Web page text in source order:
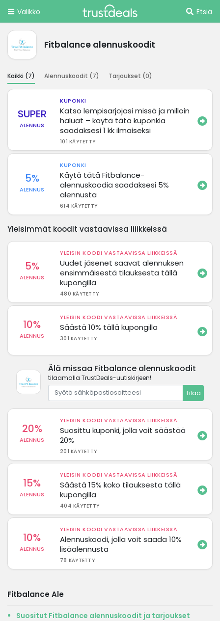
Valikko Etsiä
Fitbalance alennuskoodit
Kaikki (7) Alennuskoodit (7) Tarjoukset (0)
SUPER
ALENNUS
KUPONKI
Katso lempisarjojasi missä ja milloin
haluat – käytä tätä kuponkia
saadaksesi 1 kk ilmaiseksi
101 KÄYTETTY
5%
ALENNUS
KUPONKI
Käytä tätä Fitbalance-
alennuskoodia saadaksesi 5%
alennusta
614 KÄYTETTY
Yleisimmät koodit vastaavissa liiikkeissä
5%
ALENNUS
YLEISIN KOODI VASTAAVISSA LIIKKEISSÄ
Uudet jäsenet saavat alennuksen
ensimmäisestä tilauksesta tällä
kupongilla
480 KÄYTETTY
10%
ALENNUS
YLEISIN KOODI VASTAAVISSA LIIKKEISSÄ
Säästä 10% tällä kupongilla
301 KÄYTETTY
Älä missaa Fitbalance alennuskoodit
tilaamalla TrustDeals-uutiskirjeen!
Tilaa
20%
ALENNUS
YLEISIN KOODI VASTAAVISSA LIIKKEISSÄ
Suosittu kuponki, jolla voit säästää
20%
201 KÄYTETTY
15%
ALENNUS
YLEISIN KOODI VASTAAVISSA LIIKKEISSÄ
Säästä 15% koko tilauksesta tällä
kupongilla
404 KÄYTETTY
10%
ALENNUS
YLEISIN KOODI VASTAAVISSA LIIKKEISSÄ
Alennuskoodi, jolla voit saada 10%
lisäalennusta
78 KÄYTETTY
Fitbalance Ale
Suositut Fitbalance alennuskoodit ja tarjoukset